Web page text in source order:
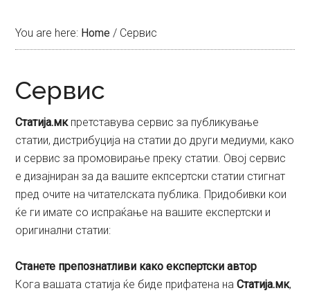
You are here: Home / Сервис
Сервис
Статија.мкпретставува сервис за публикување
статии, дистрибуција на статии до други медиуми, како
и сервис за промовирање преку статии. Овој сервис
е дизајниран за да вашите екпсертски статии стигнат
пред очите на читателската публика. Придобивки кои
ќе ги имате со испраќање на вашите експертски и
оригинални статии:
Станете препознатливи како експертски автор
Кога вашата статија ќе биде прифатена наСтатија.мк,